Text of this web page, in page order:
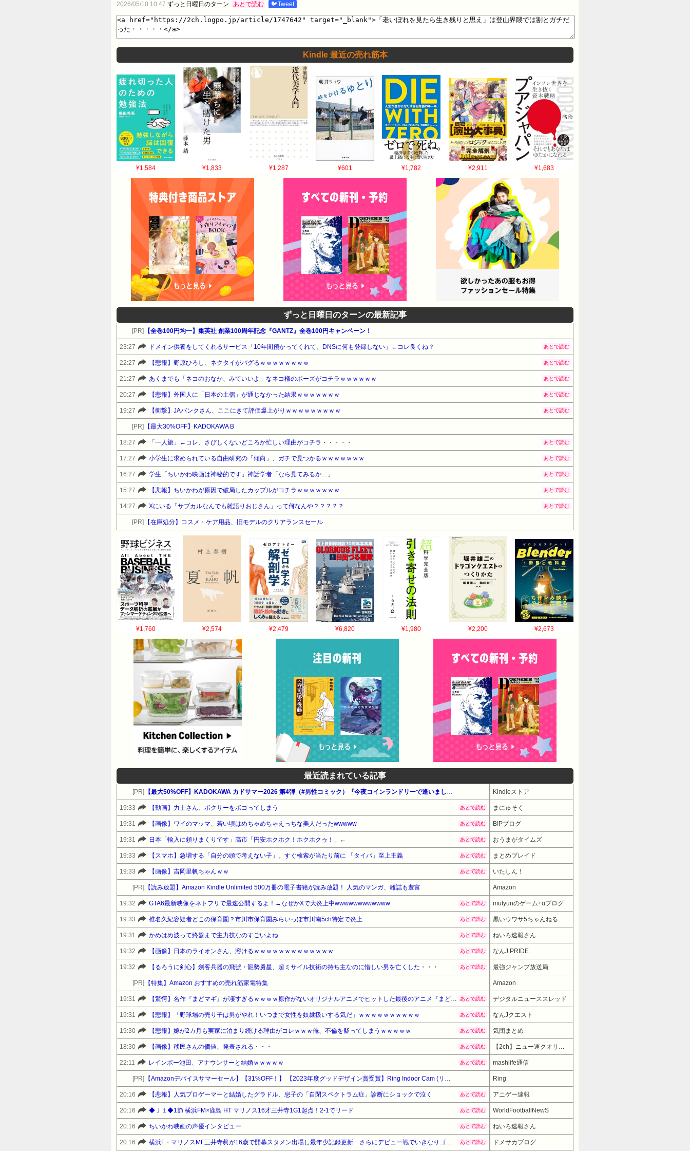
2026/05/10 10:47 ずっと日曜日のターン あとで読む 🐦Tweet
Kindle 最近の売れ筋本
¥1,584 ¥1,833 ¥1,287 ¥601 ¥1,782 ¥2,911 ¥1,683
ずっと日曜日のターンの最新記事
[PR] 【全巻100円均一】集英社 創業100周年記念『GANTZ』全巻100円キャンペーン！
23:27 ドメイン供養をしてくれるサービス「10年間預かってくれて、DNSに何も登録しない」←コレ良くね？ あとで読む
22:27 【悲報】野原ひろし、ネクタイがバグるｗｗｗｗｗｗｗｗ あとで読む
21:27 あくまでも「ネコのおなか、みていいよ」なネコ様のポーズがコチラｗｗｗｗｗｗ あとで読む
20:27 【悲報】外国人に「日本の土偶」が通じなかった結果ｗｗｗｗｗｗｗ あとで読む
19:27 【衝撃】JAバンクさん、ここにきて評価爆上がりｗｗｗｗｗｗｗｗｗ あとで読む
[PR] 【最大30%OFF】KADOKAWA B
18:27 「一人旅」←コレ、さびしくないどころか忙しい理由がコチラ・・・・・ あとで読む
17:27 小学生に求められている自由研究の「傾向」、ガチで見つかるｗｗｗｗｗｗｗ あとで読む
16:27 学生「ちいかわ映画は神秘的です」神話学者「なら見てみるか…」 あとで読む
15:27 【悲報】ちいかわが原因で破局したカップルがコチラｗｗｗｗｗｗｗ あとで読む
14:27 Xにいる「サブカルなんでも雑語りおじさん」って何なんや？？？？？ あとで読む
[PR] 【在庫処分】コスメ・ケア用品、旧モデルのクリアランスセール
¥1,760 ¥2,574 ¥2,479 ¥6,820 ¥1,980 ¥2,200 ¥2,673
最近読まれている記事
[PR] 【最大50%OFF】KADOKAWA カドサマー2026 第4弾（#男性コミック）『今夜コインランドリーで逢いましょう』他 Kindleストア
19:33 【動画】力士さん、ボクサーをボコってしまう あとで読む まにゅそく
19:31 【画像】ワイのマッマ、若い頃はめちゃめちゃえっちな美人だったwwwww あとで読む BIPブログ
19:31 日本「輸入に頼りまくりです」高市「円安ホクホク！ホクホクゥ！」← あとで読む おうまがタイムズ
19:33 【スマホ】急増する「自分の頭で考えない子」。すぐ検索が当たり前に 「タイパ」至上主義 あとで読む まとめブレイド
19:33 【画像】吉岡里帆ちゃんｗｗ あとで読む いたしん！
[PR] 【読み放題】Amazon Kindle Unlimited 500万冊の電子書籍が読み放題！ 人気のマンガ、雑誌も豊富 Amazon
19:32 GTA6最新映像をネトフリで最速公開するよ！→なぜかXで大炎上中wwwwwwwwwwww あとで読む mutyunのゲーム+αブログ
19:33 椎名久紀容疑者どこの保育園？市川市保育園みらいっぽ市川南5ch特定で炎上 あとで読む 黒いウワサ5ちゃんねる
19:31 かめはめ波って終盤まで主力技なのすごいよね あとで読む ねいろ速報さん
19:32 【画像】日本のライオンさん、溶けるｗｗｗｗｗｗｗｗｗｗｗｗｗ あとで読む なんJ PRIDE
19:32 【るろうに剣心】劍客兵器の飛號・龍勢勇星、超ミサイル技術の持ち主なのに惜しい男を亡くした・・・ あとで読む 最強ジャンプ放送局
[PR] 【特集】Amazon おすすめの売れ筋家電特集 Amazon
19:31 【驚愕】名作『まどマギ』が凄すぎるｗｗｗｗ原作がないオリジナルアニメでヒットした最後のアニメ『まどマギ』（2011）を最後にヒットなし…もしかして… あとで読む デジタルニューススレッド
19:31 【悲報】「野球場の売り子は男がやれ！いつまで女性を奴隷扱いする気だ」ｗｗｗｗｗｗｗｗｗｗ あとで読む なんJクエスト
19:30 【悲報】嫁が2カ月も実家に泊まり続ける理由がコレｗｗｗ俺、不倫を疑ってしまうｗｗｗｗｗ あとで読む 気団まとめ
18:30 【画像】移民さんの価値、発表される・・・ あとで読む 【2ch】ニュー速クオリティ
22:11 レインボー池田、アナウンサーと結婚ｗｗｗｗｗ あとで読む mashlife通信
[PR] 【Amazonデバイスサマーセール】【31%OFF！】 【2023年度グッドデザイン賞受賞】Ring Indoor Cam (リング インドアカム) 第2世代 ホワイト | 軽量小型の屋内用セキュリティカメラ、ペットカメラやご自宅の見守りカメラ、防犯カメラの用途にも プライバシーカバー付き | Ring Homeプラン30日間無料体験 Ring
20:16 【悲報】人気プロゲーマーと結婚したグラドル、息子の「自閉スペクトラム症」診断にショックで泣く あとで読む アニゲー速報
20:16 ◆Ｊ１◆1節 横浜FM×鹿島 HT マリノス16才三井寺1G1起点！2-1でリード あとで読む WorldFootballNewS
20:16 ちいかわ映画の声優インタビュー あとで読む ねいろ速報さん
20:16 横浜F・マリノスMF三井寺眞が16歳で開幕スタメン出場し最年少記録更新 さらにデビュー戦でいきなりゴール あとで読む ドメサカブログ